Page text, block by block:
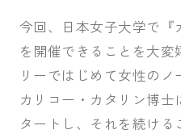
今回、日本女子大学で『
を開催できることを大
リーではじめて女性の
カリコー・カタリン博
タートし、それを続け